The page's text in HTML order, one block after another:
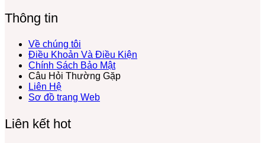
Miễn
Phí
Thông tin
Về chúng tôi
Điều Khoản Và Điều Kiện
Chính Sách Bảo Mật
Câu Hỏi Thường Gặp
Liên Hệ
Sơ đồ trang Web
Liên kết hot